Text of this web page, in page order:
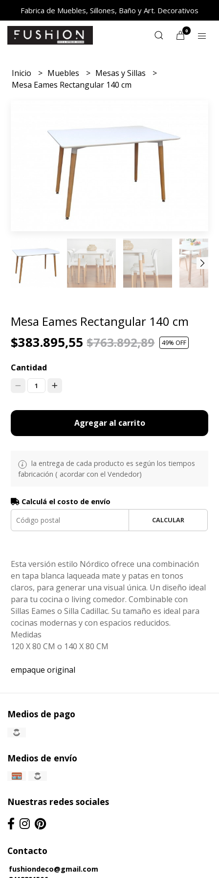
Fabrica de Muebles, Sillones, Baño y Art. Decorativos
0
Inicio Muebles
Mesas y Sillas
Mesa Eames Rectangular 140 cm
Mesa Eames Rectangular 140 cm
$383.895,55$763.892,89 49% OFF
Cantidad
1
Agregar al carrito
la entrega de cada producto es según los tiempos
fabricación ( acordar con el Vendedor)
Calculá el costo de envío
CALCULAR
Esta versión estilo Nórdico ofrece una combinación
en tapa blanca laqueada mate y patas en tonos
claros, para generar una visual única. Un diseño ideal
para tu cocina o living comedor. Combinable con
Sillas Eames o Silla Cadillac. Su tamaño es ideal para
cocinas modernas y con espacios reducidos.
Medidas
120 X 80 CM o 140 X 80 CM
empaque original
Medios de pago
Medios de envío
Nuestras redes sociales
Contacto
fushiondeco@gmail.com